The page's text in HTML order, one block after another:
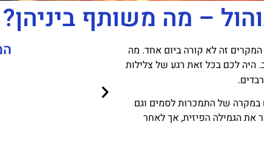
– מה משותף ביניהן?
המקרים זה לא קורה ביום אחד. מה
היה לכם בכל זאת רגע של צלילות
במקרה של התמכרות לסמים וגם
את הגמילה הפיזית, אך לאחר